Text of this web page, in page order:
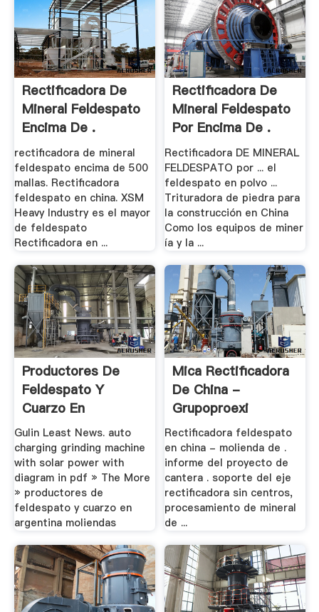
Rectificadora De
Mineral Feldespato
Encima De .
rectificadora de mineral
feldespato encima de 500
mallas. Rectificadora
feldespato en china. XSM
Heavy Industry es el mayor
de feldespato
Rectificadora en ...
Rectificadora De
Mineral Feldespato
Por Encima De .
Rectificadora DE MINERAL
FELDESPATO por ... el
feldespato en polvo ...
Trituradora de piedra para
la construcción en China
Como los equipos de miner
ía y la ...
Productores De
Feldespato Y
Cuarzo En
Argentina .
Gulin Least News. auto
charging grinding machine
with solar power with
diagram in pdf » The More
» productores de
feldespato y cuarzo en
argentina moliendas
Mica Rectificadora
De China -
Grupoproexi
Rectificadora feldespato
en china - molienda de .
informe del proyecto de
cantera . soporte del eje
rectificadora sin centros,
procesamiento de mineral
de ...